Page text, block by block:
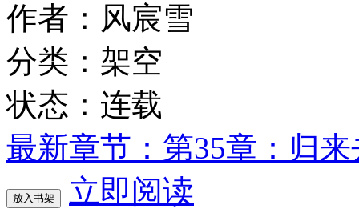
作者：风宸雪
分类：架空
状态：连载
最新章节：第35章：归来
放入书架 立即阅读